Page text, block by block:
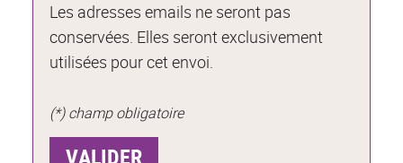
Les adresses emails ne seront pas
conservées. Elles seront exclusivement
utilisées pour cet envoi.
(*) champ obligatoire